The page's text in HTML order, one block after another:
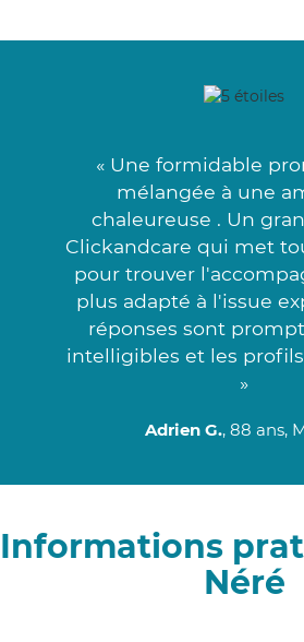
« Une formidable
mélangée à une
chaleureuse . Un
Clickandcare qui met
pour trouver
plus adapté à l'issue
réponses sont
intelligibles et les
»
Adrien G., 88 ans,
Informations
Néré